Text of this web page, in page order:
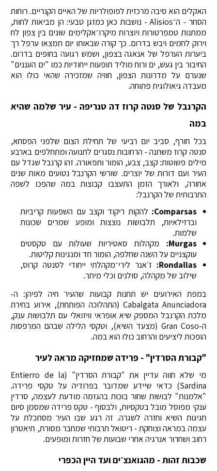
האקלים הוא סיבה מרכזית לפופולריות של האיים הקנריים. רוחות
הסחר - ה־Alisios - נושבות כאן כמזגן טבעי: הן מביאות לחות,
ממתנות טמפרטורות ויוצרות מיקרו־אקלימים שונים בין צפון לח
וירוק לחמים ויבש בדרום. כך קורה שבאותו יום תמצאו ערפל רך
ביערות הערפל של אנאגה בצפון, ושמש רגועה בחופים בדרום.
החיבור בין געש, ים ורוח מוליד תופעות ייחודיות כמו "ים העננים"
שנערם על מדרונות הצפון, חוויה שמזכירה שהאי כולו הוא
מעבדה גיאולוגית פתוחה.
הקרנבל של סנטה קרוז דה טנריפה - עיר שלמה שהיא
במה
בכל חורף, סביב יום רביעי של תחילת הצום שלפני הפסחא,
סנטה קרוז משתנה - הרחובות נסגרים לתנועה ומתחלפים בארבע
מילים פשוטות: קצב, צבע, הומור ותפאורה. זהו קרנבל שגדל עם
העיר ועם דורות של יוצרים. שורשי הקרנבל נטועים מאות שנים
אחורה, ולאורך הזמן התעצבו קבוצות במה שהפכו לשפה
התרבותית של הקרנבל:
Comparsas:
להקות ריקוד וקצב עם השפעות קריביות
וברזילאיות, תלבושות נוצצות ומופע שמרים שכונות
שלמות.
Murgas:
מקהלות סאטיריות שעולות עם טקסטים
עוקצניים על השנה שחלפה, הומור חד ומנגינות קליטות.
Rondallas:
ז׳אנר לירי־מקהלתי ייחודי לסנטה קרוס,
שילוב של מקהלה, סולנים וכלי מיתר.
במפת האירועים יש תחנות קבועות שהעיר חיה לפיהן: ה-
Cabalgata Anunciadora (התהלוכה הפותחת), אירוע בחירת
מלכת הקרנבל המספק שיא אופראי וויזואלי עם תלבושות ענק,
ה-Gran Coso (מצעד השיא), וטקסי הלילה שבהם המרפסות
הופכות ליציעים והרחוב כולו הוא במה.
"קבורת הסרדין" - פרידה שמחזיקה מראה לעיר
מי שלא חווה עדיין את "קבורת הסרדין" (Entierro de la
Sardina) כדאי שיידע שמדובר בפרודיה על טקסי פרידה.
"אלמנות" לבושות שחור בוכות בהגזמה מודעת לעצמה, סרדין
ענקי מפוסל מובל בטקסיות, ולבסוף - טקס פרידה שמסמן סיום
חגיגות השיא וחזרה לשגרה. זה רגע שבו העיר מסתכלת על
עצמה במראה וצוחקת - ריטואל תרבותי שמחבר מסורת, תיאטרון
רחוב ושחרור אנרגיה אחרי שבועות של חזרות ומופעים.
שכבות זהות - מהגואנצ׳ים ועד היין הכפרי